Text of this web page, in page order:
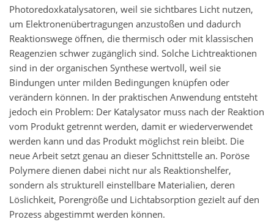
Photoredoxkatalysatoren, weil sie sichtbares Licht nutzen,
um Elektronenübertragungen anzustoßen und dadurch
Reaktionswege öffnen, die thermisch oder mit klassischen
Reagenzien schwer zugänglich sind. Solche Lichtreaktionen
sind in der organischen Synthese wertvoll, weil sie
Bindungen unter milden Bedingungen knüpfen oder
verändern können. In der praktischen Anwendung entsteht
jedoch ein Problem: Der Katalysator muss nach der Reaktion
vom Produkt getrennt werden, damit er wiederverwendet
werden kann und das Produkt möglichst rein bleibt. Die
neue Arbeit setzt genau an dieser Schnittstelle an. Poröse
Polymere dienen dabei nicht nur als Reaktionshelfer,
sondern als strukturell einstellbare Materialien, deren
Löslichkeit, Porengröße und Lichtabsorption gezielt auf den
Prozess abgestimmt werden können.